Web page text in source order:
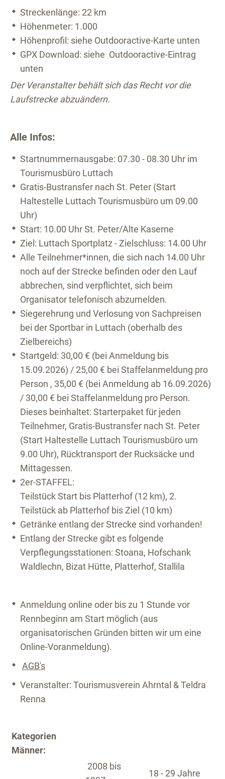
Streckenlänge: 22 km
Höhenmeter: 1.000
Höhenprofil: siehe Outdooractive-Karte unten
GPX Download: siehe Outdooractive-Eintrag
unten
Der Veranstalter behält sich das Recht vor die
Laufstrecke abzuändern.
Alle Infos:
Startnummernausgabe: 07.30 - 08.30 Uhr im
Tourismusbüro Luttach
Gratis-Bustransfer nach St. Peter (Start
Haltestelle Luttach Tourismusbüro um 09.00
Uhr)
Start: 10.00 Uhr St. Peter/Alte Kaserne
Ziel: Luttach Sportplatz - Zielschluss: 14.00 Uhr
Alle Teilnehmer*innen, die sich nach 14.00 Uhr
noch auf der Strecke befinden oder den Lauf
abbrechen, sind verpflichtet, sich beim
Organisator telefonisch abzumelden.
Siegerehrung und Verlosung von Sachpreisen
bei der Sportbar in Luttach (oberhalb des
Zielbereichs)
Startgeld: 30,00 € (bei Anmeldung bis
15.09.2026) / 25,00 € bei Staffelanmeldung pro
Person , 35,00 € (bei Anmeldung ab 16.09.2026)
/ 30,00 € bei Staffelanmeldung pro Person.
Dieses beinhaltet: Starterpaket für jeden
Teilnehmer, Gratis-Bustransfer nach St. Peter
(Start Haltestelle Luttach Tourismusbüro um
9.00 Uhr), Rücktransport der Rucksäcke und
Mittagessen.
2er-STAFFEL:
Teilstück Start bis Platterhof (12 km), 2.
Teilstück ab Platterhof bis Ziel (10 km)
Getränke entlang der Strecke sind vorhanden!
Entlang der Strecke gibt es folgende
Verpflegungsstationen: Stoana, Hofschank
Waldlechn, Bizat Hütte, Platterhof, Stallila
Anmeldung online oder bis zu 1 Stunde vor
Rennbeginn am Start möglich (aus
organisatorischen Gründen bitten wir um eine
Online-Voranmeldung).
AGB's
Veranstalter: Tourismusverein Ahrntal & Teldra
Renna
Kategorien
Männer:
2008 bis
18 - 29 Jahre